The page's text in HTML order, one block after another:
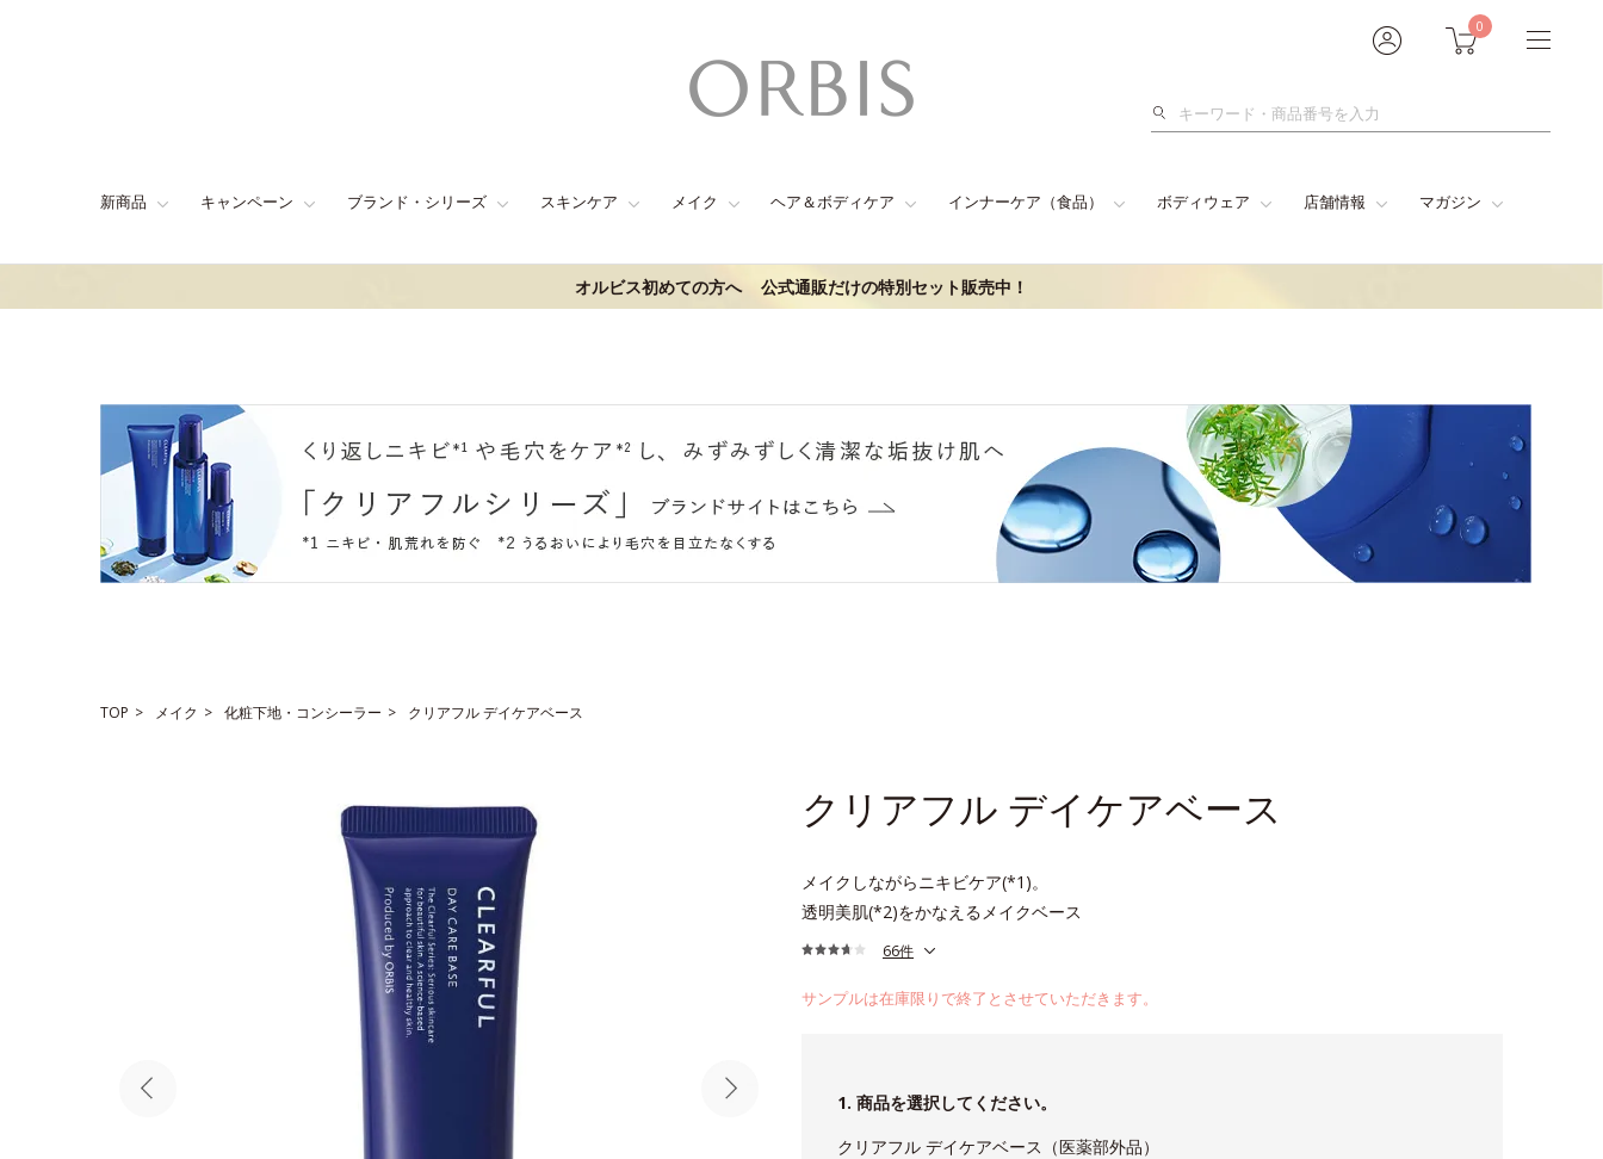
0
検
新商品 キャンペーン ブランド・シリーズ スキンケア メイク ヘア＆ボディケア インナーケア（食品） ボディウェア 店舗情報 マガジン
オルビス初めての方へ 公式通販だけの特別セット販売中！
TOP メイク 化粧下地・コンシーラー クリアフル デイケアベース
クリアフル デイケアベース
メイクしながらニキビケア(*1)。
透明美肌(*2)をかなえるメイクベース
66件
サンプルは在庫限りで終了とさせていただきます。
1. 商品を選択してください。
クリアフル デイケアベース（医薬部外品）